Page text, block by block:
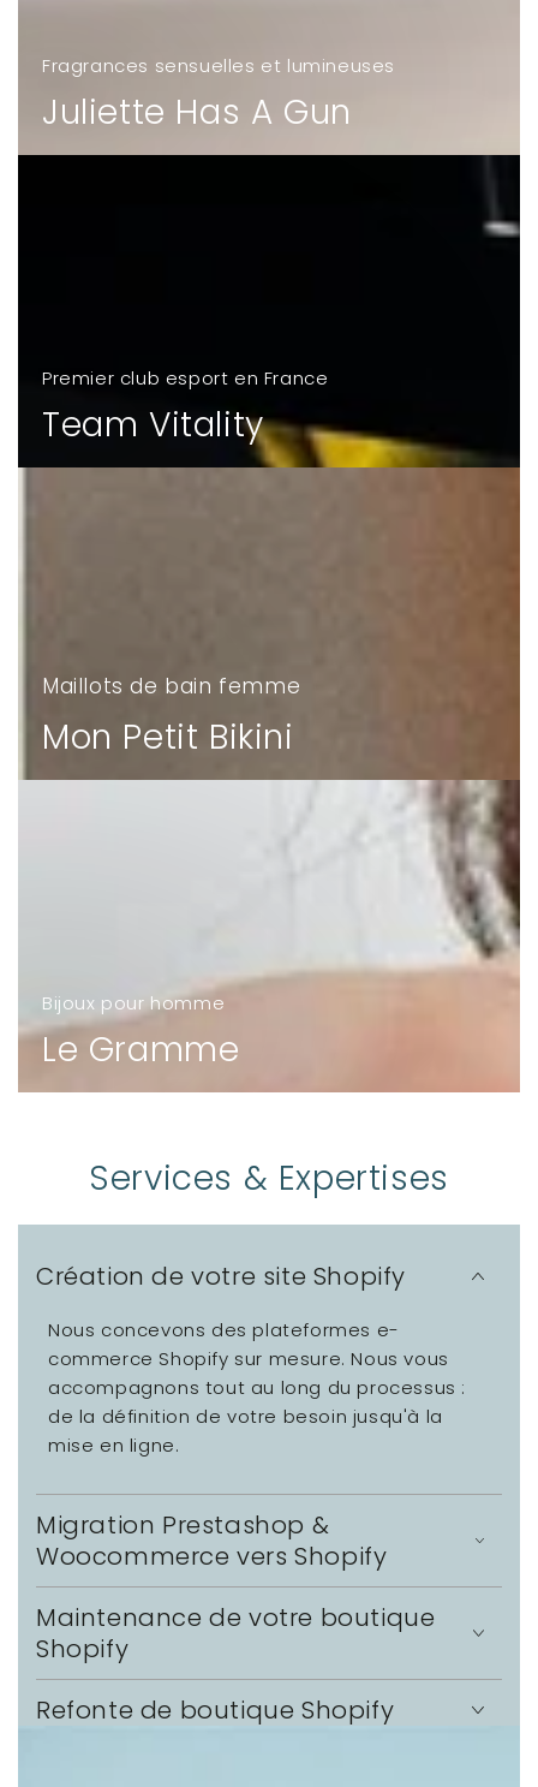
Fragrances sensuelles et lumineuses
Juliette Has A Gun
Premier club esport en France
Team Vitality
Maillots de bain femme
Mon Petit Bikini
Bijoux pour homme
Le Gramme
Services & Expertises
Création de votre site Shopify
Nous concevons des plateformes e-
commerce Shopify sur mesure. Nous vous
accompagnons tout au long du processus :
de la définition de votre besoin jusqu'à la
mise en ligne.
Migration Prestashop &
Woocommerce vers Shopify
Maintenance de votre boutique
Shopify
Refonte de boutique Shopify